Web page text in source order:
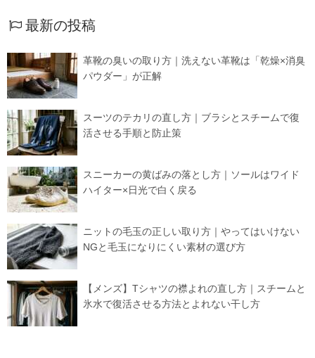
最新の投稿
革靴の臭いの取り方｜洗えない革靴は「乾燥×消臭
パウダー」が正解
スーツのテカリの直し方｜ブラシとスチームで復
活させる手順と防止策
スニーカーの黄ばみの落とし方｜ソールはワイド
ハイター×日光で白く戻る
ニットの毛玉の正しい取り方｜やってはいけない
NGと毛玉になりにくい素材の選び方
【メンズ】Tシャツの襟よれの直し方｜スチームと
氷水で復活させる方法とよれない干し方